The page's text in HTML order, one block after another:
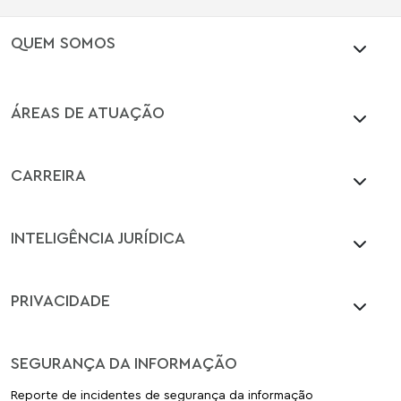
QUEM SOMOS
ÁREAS DE ATUAÇÃO
CARREIRA
INTELIGÊNCIA JURÍDICA
PRIVACIDADE
SEGURANÇA DA INFORMAÇÃO
Reporte de incidentes de segurança da informação